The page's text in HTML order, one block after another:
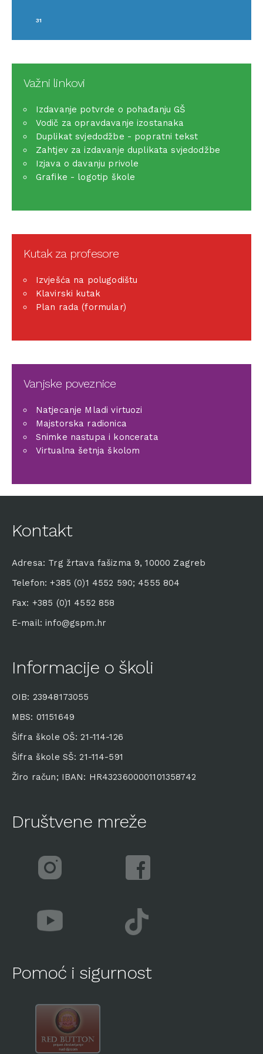
31
Važni linkovi
Izdavanje potvrde o pohađanju GŠ
Vodič za opravdavanje izostanaka
Duplikat svjedodžbe - popratni tekst
Zahtjev za izdavanje duplikata svjedodžbe
Izjava o davanju privole
Grafike - logotip škole
Kutak za profesore
Izvješća na polugodištu
Klavirski kutak
Plan rada (formular)
Vanjske poveznice
Natjecanje Mladi virtuozi
Majstorska radionica
Snimke nastupa i koncerata
Virtualna šetnja školom
Kontakt
Adresa: Trg žrtava fašizma 9, 10000 Zagreb
Telefon: +385 (0)1 4552 590; 4555 804
Fax: +385 (0)1 4552 858
E-mail: info@gspm.hr
Informacije o školi
OIB: 23948173055
MBS: 01151649
Šifra škole OŠ: 21-114-126
Šifra škole SŠ: 21-114-591
Žiro račun; IBAN: HR4323600001101358742
Društvene mreže
Pomoć i sigurnost